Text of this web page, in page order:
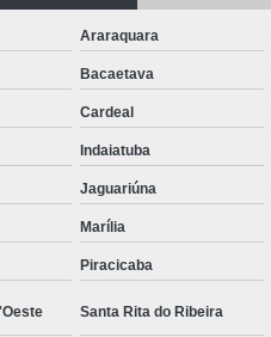
Araraquara
Bacaetava
Cardeal
Indaiatuba
Jaguariúna
Marília
Piracicaba
Santa Rita do Ribeira